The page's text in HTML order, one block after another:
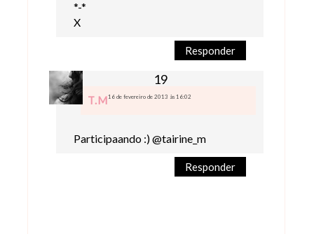
*-*
X
Responder
T.M16 de fevereiro de 2013 às 16:02
Participaando :) @tairine_m
Responder